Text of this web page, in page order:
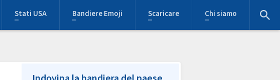
Stati USA Bandiere Emoji Scaricare Chi siamo